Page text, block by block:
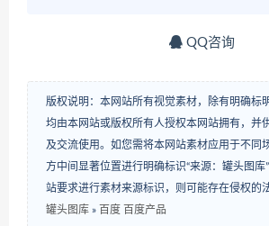
QQ咨询
版权说明：本网站所有视觉素材，除有明确标
均由本网站或版权所有人授权本网站拥有，并
及交流使用。如您需将本网站素材应用于不同
方中间显著位置进行明确标识“来源：罐头图库
站要求进行素材来源标识，则可能存在侵权的
罐头图库 » 百度 百度产品